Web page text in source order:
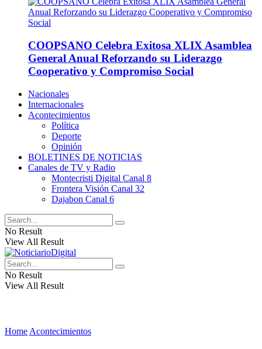
COOPSANO Celebra Exitosa XLIX Asamblea
General Anual Reforzando su Liderazgo
Cooperativo y Compromiso Social
Nacionales
Internacionales
Acontecimientos
Política
Deporte
Opinión
BOLETINES DE NOTICIAS
Canales de TV y Radio
Montecristi Digital Canal 8
Frontera Visión Canal 32
Dajabon Canal 6
No Result
View All Result
No Result
View All Result
Home Acontecimientos